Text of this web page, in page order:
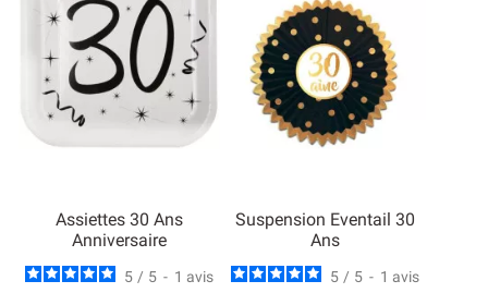
Assiettes 30 Ans
Anniversaire
5 / 5 - 1 avis
Suspension Eventail 30
Ans
5 / 5 - 1 avis